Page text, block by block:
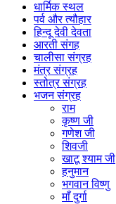
धार्मिक स्थल
पर्व और त्यौहार
हिन्दू देवी देवता
आरती संगह
चालीसा संग्रह
मंत्र संग्रह
स्तोत्र संग्रह
भजन संग्रह
राम
कृष्ण जी
गणेश जी
शिवजी
खाटू श्याम जी
हनुमान
भगवान विष्णु
माँ दुर्गा